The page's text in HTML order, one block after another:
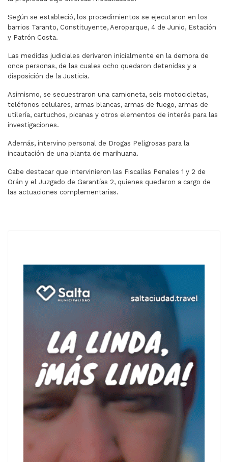
Según se estableció, los procedimientos se ejecutaron en los
barrios Taranto, Constituyente, Aeroparque, 4 de Junio, Estación
y Patrón Costa.
Las medidas judiciales derivaron inicialmente en la demora de
once personas, de las cuales ocho quedaron detenidas y a
disposición de la Justicia.
Asimismo, se secuestraron una camioneta, seis motocicletas,
teléfonos celulares, armas blancas, armas de fuego, armas de
utilería, cartuchos, picanas y otros elementos de interés para las
investigaciones.
Además, intervino personal de Drogas Peligrosas para la
incautación de una planta de marihuana.
Cabe destacar que intervinieron las Fiscalías Penales 1 y 2 de
Orán y el Juzgado de Garantías 2, quienes quedaron a cargo de
las actuaciones complementarias.